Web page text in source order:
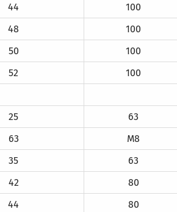
44 100
48 100
50 100
52 100
25 63
63 M8
35 63
42 80
44 80